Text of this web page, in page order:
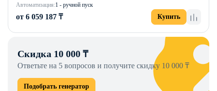
Автоматизация:1 - ручной пуск
от 6 059 187 ₸ Купить
Скидка 10 000 ₸
Ответьте на 5 вопросов и получите скидку 10 000 ₸
Подобрать генератор